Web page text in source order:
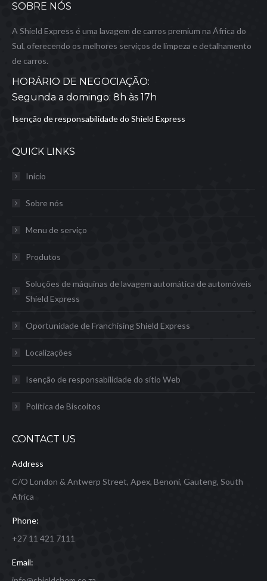
SOBRE NÓS
A Shield Express é uma lavagem de carros premium na África do
Sul, oferecendo os melhores serviços de limpeza e detalhamento
de carros.
HORÁRIO DE NEGOCIAÇÃO:
Segunda a domingo: 8h às 17h
Isenção de responsabilidade do Shield Express
QUICK LINKS
Início
Sobre nós
Menu de serviço
Produtos
Soluções de máquinas de lavagem automática de automóveis
Shield Express
Oportunidade de Franchising Shield Express
Localizações
Isenção de responsabilidade do sítio Web
Política de Biscoitos
CONTACT US
Address
C/O London & Antwerp Street, Apex, Benoni, Gauteng, South
Africa
Phone:
+27 11 421 7111
Email: